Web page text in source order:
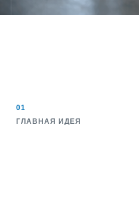
01
ГЛАВНАЯ ИДЕЯ